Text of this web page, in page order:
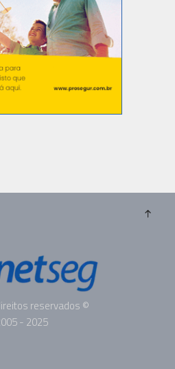
reservados ©
- 2025